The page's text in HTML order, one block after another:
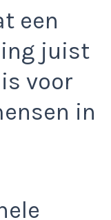
een
juist
voor
in